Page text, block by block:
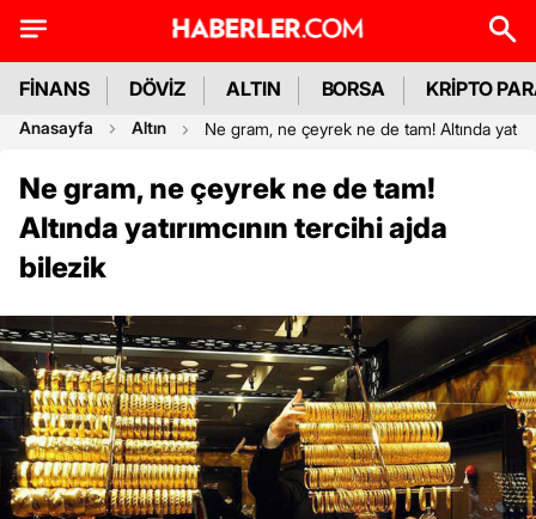
FİNANS DÖVİZ ALTIN BORSA KRİPTO
Anasayfa Altın Ne gram, ne çeyrek ne de tam! Altında
Ne gram, ne çeyrek ne de tam!
Altında yatırımcının tercihi ajda
bilezik